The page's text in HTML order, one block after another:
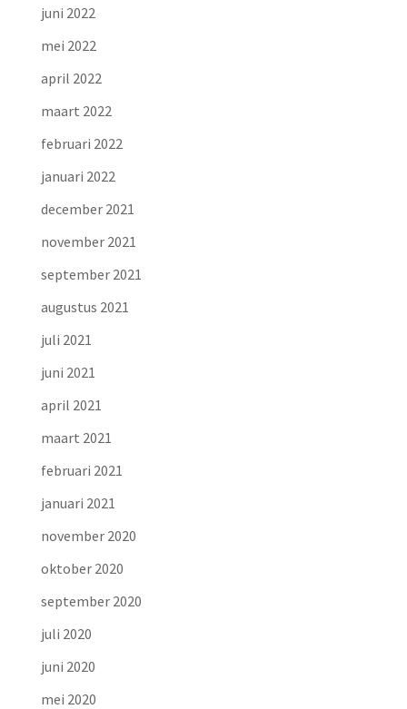
juni 2022
mei 2022
april 2022
maart 2022
februari 2022
januari 2022
december 2021
november 2021
september 2021
augustus 2021
juli 2021
juni 2021
april 2021
maart 2021
februari 2021
januari 2021
november 2020
oktober 2020
september 2020
juli 2020
juni 2020
mei 2020